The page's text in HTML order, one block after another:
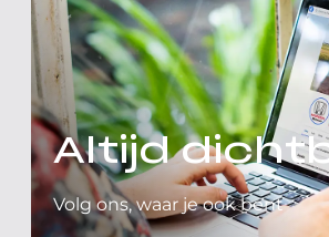
Altijd
Volg ons, waar je ook bent